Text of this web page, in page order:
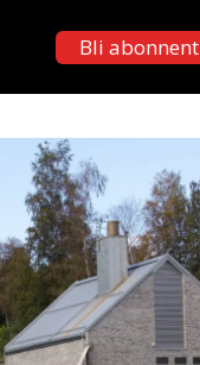
Bli abonnent